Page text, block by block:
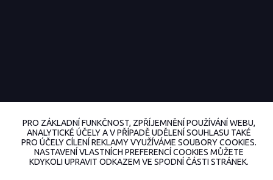
PRO ZÁKLADNÍ FUNKČNOST, ZPŘÍJEMNĚNÍ POUŽÍVÁNÍ WEBU,
ANALYTICKÉ ÚČELY A V PŘÍPADĚ UDĚLENÍ SOUHLASU TAKÉ
PRO ÚČELY CÍLENÍ REKLAMY VYUŽÍVÁME SOUBORY COOKIES.
NASTAVENÍ VLASTNÍCH PREFERENCÍ COOKIES MŮŽETE
KDYKOLI UPRAVIT ODKAZEM VE SPODNÍ ČÁSTI STRÁNEK.